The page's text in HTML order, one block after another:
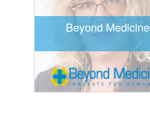
Beyond Medicine